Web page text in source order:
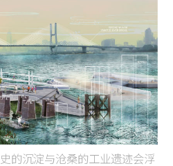
的沉淀与沧桑的工业遗迹会浮